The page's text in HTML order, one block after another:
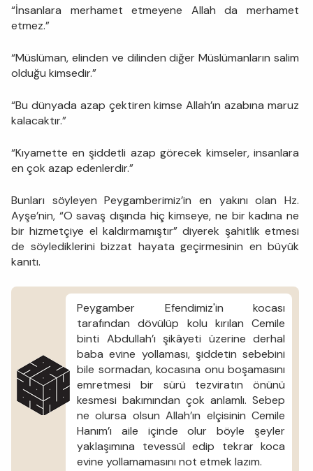
“İnsanlara merhamet etmeyene Allah da merhamet
etmez.”
“Müslüman, elinden ve dilinden diğer Müslümanların salim
olduğu kimsedir.”
“Bu dünyada azap çektiren kimse Allah’ın azabına maruz
kalacaktır.”
“Kıyamette en şiddetli azap görecek kimseler, insanlara
en çok azap edenlerdir.”
Bunları söyleyen Peygamberimiz’in en yakını olan Hz.
Ayşe’nin, “O savaş dışında hiç kimseye, ne bir kadına ne
bir hizmetçiye el kaldırmamıştır” diyerek şahitlik etmesi
de söylediklerini bizzat hayata geçirmesinin en büyük
kanıtı.
Peygamber Efendimiz'in kocası
tarafından dövülüp kolu kırılan Cemile
binti Abdullah’ı şikâyeti üzerine derhal
baba evine yollaması, şiddetin sebebini
bile sormadan, kocasına onu boşamasını
emretmesi bir sürü tezviratın önünü
kesmesi bakımından çok anlamlı. Sebep
ne olursa olsun Allah’ın elçisinin Cemile
Hanım’ı aile içinde olur böyle şeyler
yaklaşımına tevessül edip tekrar koca
evine yollamamasını not etmek lazım.